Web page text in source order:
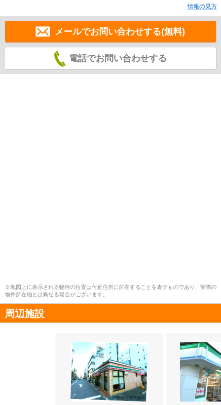
情報の見方
メールでお問い合わせする(無料)
電話でお問い合わせする
※地図上に表示される物件の位置は付近住所に所在することを表すものであり、実際の
物件所在地とは異なる場合がございます。
周辺施設